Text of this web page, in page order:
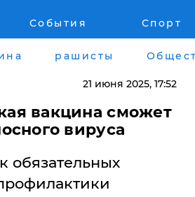
События Спорт
и в Крыму
Крыма
Лайф стайл
Помощь
Стиль
рашисты
21 июня 2025, 17:52
вакцина сможет
вируса
обязательных